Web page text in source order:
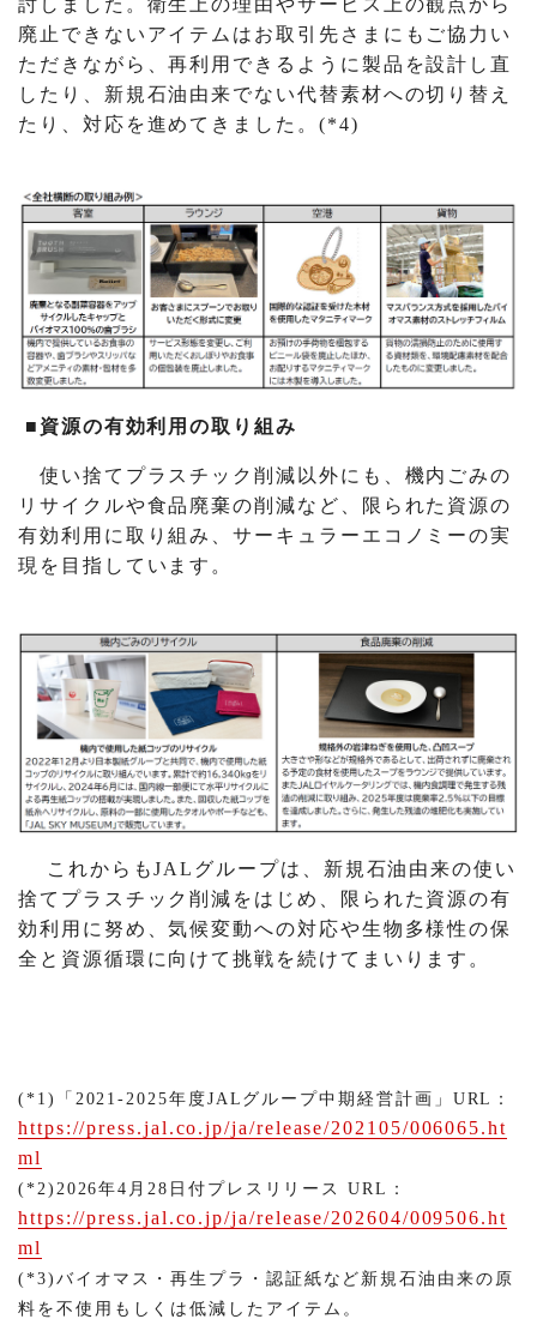
廃止できないアイテムはお取引先さまにもご協力い
ただきながら、再利用できるように製品を設計し直
したり、新規石油由来でない代替素材への切り替え
たり、対応を進めてきました。(*4)
■資源の有効利用の取り組み
使い捨てプラスチック削減以外にも、機内ごみの
リサイクルや食品廃棄の削減など、限られた資源の
有効利用に取り組み、サーキュラーエコノミーの実
現を目指しています。
これからもJALグループは、新規石油由来の使い
捨てプラスチック削減をはじめ、限られた資源の有
効利用に努め、気候変動への対応や生物多様性の保
全と資源循環に向けて挑戦を続けてまいります。
(*1)「2021-2025年度JALグループ中期経営計画」URL：
https://press.jal.co.jp/ja/release/202105/006065.ht
ml
(*2)2026年4月28日付プレスリリース URL：
https://press.jal.co.jp/ja/release/202604/009506.ht
ml
(*3)バイオマス・再生プラ・認証紙など新規石油由来の原
料を不使用もしくは低減したアイテム。